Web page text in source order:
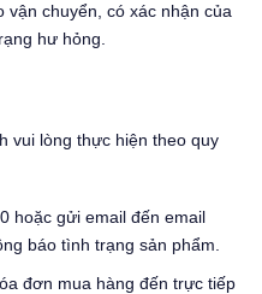
chuyển, có xác nhận của
hư hỏng.
vui lòng thực hiện theo quy
hoặc gửi email đến email
báo tình trạng sản phẩm.
đơn mua hàng đến trực tiếp